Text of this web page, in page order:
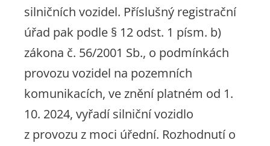
silničních vozidel. Příslušný registrační
úřad pak podle § 12 odst. 1 písm. b)
zákona č. 56/2001 Sb., o podmínkách
provozu vozidel na pozemních
komunikacích, ve znění platném od 1.
10. 2024, vyřadí silniční vozidlo
z provozu z moci úřední. Rozhodnutí o